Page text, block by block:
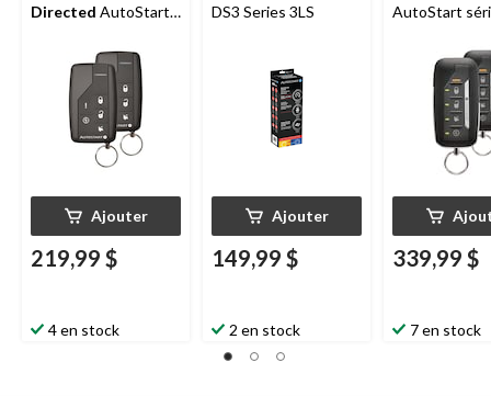
Directed AutoStart
portée jusqu'à 3 000
Ajouter
219,99 $
4 en stock
DS3 Series 3LS
Ajouter
149,99 $
2 en stock
AutoStart
339,99 $
7 en stock